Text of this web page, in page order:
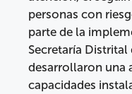
personas con
parte de la
Secretaría Distrital
desarrollaron una
capacidades